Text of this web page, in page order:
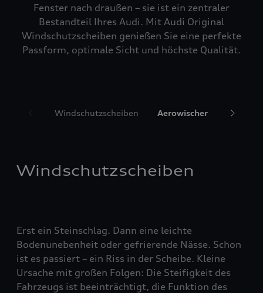
Fenster nach draußen – sie ist ein zentraler
Bestandteil Ihres Audi. Mit Audi Original
Windschutzscheiben genießen Sie eine perfekte
Passform, optimale Sicht und höchste Qualität.
Windschutzscheiben Aerowischer
Windschutzscheiben
Erst ein Steinschlag. Dann eine leichte
Bodenunebenheit oder gefrierende Nässe. Schon
ist es passiert – ein Riss in der Scheibe. Kleine
Ursache mit großen Folgen: Die Steifigkeit des
Fahrzeugs ist beeinträchtigt, die Funktion des